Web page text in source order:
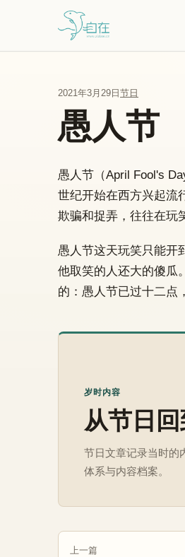
跳到主要内容
2021年3月29日 节日
愚人节
愚人节（April Fool's
世纪开始在西方兴起流
欺骗和捉弄，往往在玩
愚人节这天玩笑只能开
他取笑的人还大的傻瓜
的：愚人节已过十二点
岁时内容
从节日
节日文章记录当时的
体系与内容档案。
上一篇